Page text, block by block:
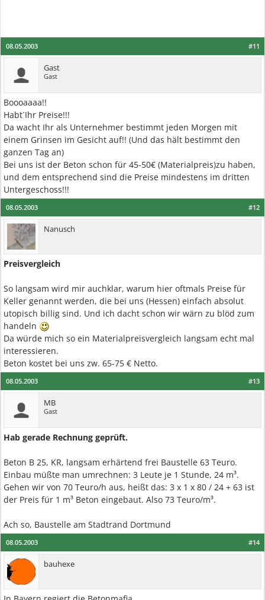
#11
08.05.2003
Gast
Gast
Boooaaaa!!
Habt´Ihr Preise!!!
Da wacht Ihr als Unternehmer bestimmt jeden Morgen mit
einem Grinsen im Gesicht auf!! (Und das hält bestimmt den
ganzen Tag an)
Bei uns ist der Beton schon für 45-50€ (Materialpreis)zu haben,
und dem entsprechend sind die Preise mindestens im dritten
Untergeschoss!!!
#12
08.05.2003
Nanusch
Preisvergleich
So langsam wird mir auchklar, warum hier oftmals Preise für
Keller genannt werden, die bei uns (Hessen) einfach absolut
utopisch billig sind. Und ich dacht schon wir wärn zu blöd zum
handeln
Da würde mich so ein Materialpreisvergleich langsam echt mal
interessieren.
Beton kostet bei uns zw. 65-75 € Netto.
#13
08.05.2003
MB
Gast
Hab gerade Rechnung geprüft.
Beton B 25, KR, langsam erhärtend frei Baustelle 63 Teuro.
Einbau müßte man umrechnen: 3 Leute je 1 Stunde, 24 m³.
Gehen wir von 70 Teuro/h aus, heißt das: 3 x 1 x 80 / 24 + 63 ist
der Preis für 1 m³ Beton eingebaut. Also 73 Teuro/m³.
Ach so, Baustelle am Stadtrand Dortmund
#14
08.05.2003
bauhexe